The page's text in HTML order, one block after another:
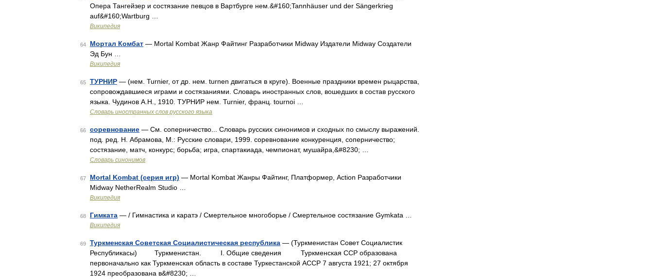
Опера Тангейзер и состязание певцов в Вартбурге нем.&#160;Tannhäuser und der Sängerkrieg
auf&#160;Wartburg …
Википедия
64 Мортал Комбат — Mortal Kombat Жанр Файтинг Разработчики Midway Издатели Midway Создатели
Эд Бун …
Википедия
65 ТУРНИР — (нем. Turnier, от др. нем. turnen двигаться в круге). Военные праздники времен рыцарства,
сопровождавшиеся играми и состязаниями. Словарь иностранных слов, вошедших в состав русского
языка. Чудинов А.Н., 1910. ТУРНИР нем. Turnier, франц. tournoi …
Словарь иностранных слов русского языка
66 соревнование — См. соперничество... Словарь русских синонимов и сходных по смыслу выражений.
под. ред. Н. Абрамова, М.: Русские словари, 1999. соревнование конкуренция, соперничество;
состязание, матч, конкурс; борьба; игра, спартакиада, чемпионат, мушайра,&#8230; …
Словарь синонимов
67 Mortal Kombat (серия игр) — Mortal Kombat Жанры Файтинг, Платформер, Action Разработчики
Midway NetherRealm Studio …
Википедия
68 Гимката — / Гимнастика и каратэ / Смертельное многоборье / Смертельное состязание Gymkata …
Википедия
69 Туркменская Советская Социалистическая республика — (Туркменистан Совет Социалистик
Республикасы) Туркменистан. I. Общие сведения Туркменская ССР образована
первоначально как Туркменская область в составе Туркестанской АССР 7 августа 1921; 27 октября
1924 преобразована в&#8230; …